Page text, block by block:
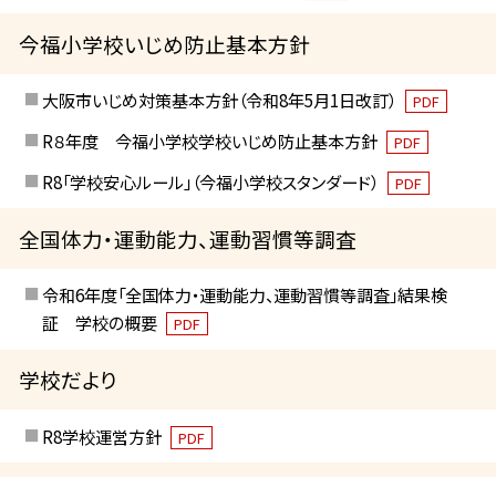
今福小学校いじめ防止基本方針
大阪市いじめ対策基本方針（令和8年5月1日改訂） PDF
R８年度 今福小学校学校いじめ防止基本方針 PDF
R8「学校安心ルール」（今福小学校スタンダード） PDF
全国体力・運動能力、運動習慣等調査
令和6年度「全国体力・運動能力、運動習慣等調査」結果検
証 学校の概要
PDF
学校だより
R8学校運営方針 PDF